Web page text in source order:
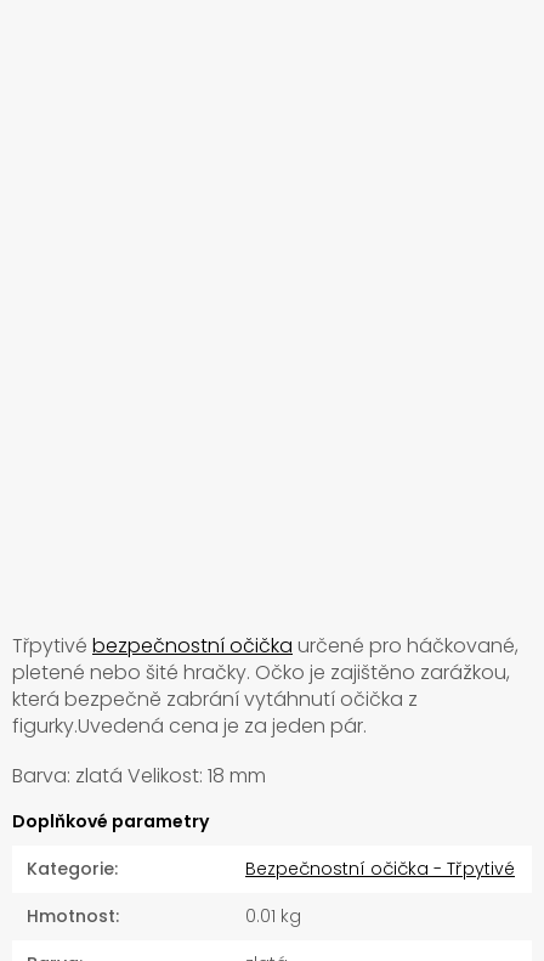
Třpytivé bezpečnostní očička určené pro háčkované,
pletené nebo šité hračky. Očko je zajištěno zarážkou,
která bezpečně zabrání vytáhnutí očička z
figurky.Uvedená cena je za jeden pár.
Barva: zlatá Velikost: 18 mm
Doplňkové parametry
Kategorie:
Bezpečnostní očička - Třpytivé
Hmotnost:
0.01 kg